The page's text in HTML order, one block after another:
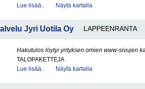
Lue lisää..
Näytä kartalla
Jyri Uotila Oy LAPPEENRANTA
Hakutulos löytyi yrityksen omien www-sivujen
TALOPAKETTEJA
Lue lisää..
Näytä kartalla